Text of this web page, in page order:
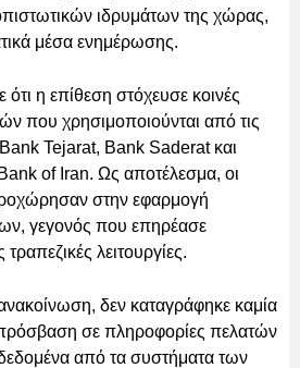
ιδρυμάτων της χώρας,
μέσα ενημέρωσης.
η επίθεση στόχευσε κοινές
που χρησιμοποιούνται από τις
Tejarat, Bank Saderat και
of Iran. Ως αποτέλεσμα, οι
στην εφαρμογή
γεγονός που επηρέασε
λειτουργίες.
δεν καταγράφηκε καμία
σε πληροφορίες πελατών
από τα συστήματα των